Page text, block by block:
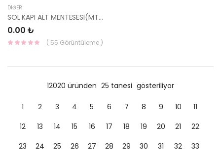
DIĞER
SOL KAPI ALT MENTESESI(MTRX06) -
0.00 ₺
( 55 Görüntüleme )
12020 üründen 25 tanesi gösteriliyor
1 2 3 4 5 6 7 8 9 10
11
12
13 14 15 16 17 18 19 20 21
22
23
24 25 26 27 28 29 30 31 32
33